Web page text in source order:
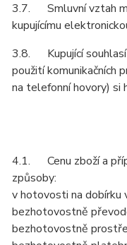
3.7. Smluvní vztah
kupujícímu
3.8. Kupující souhlasí
použití komunikačních
na telefonní hovory) si
4.1. Cenu zboží a
způsoby:
v hotovosti na dobírku
bezhotovostně
bezhotovostně